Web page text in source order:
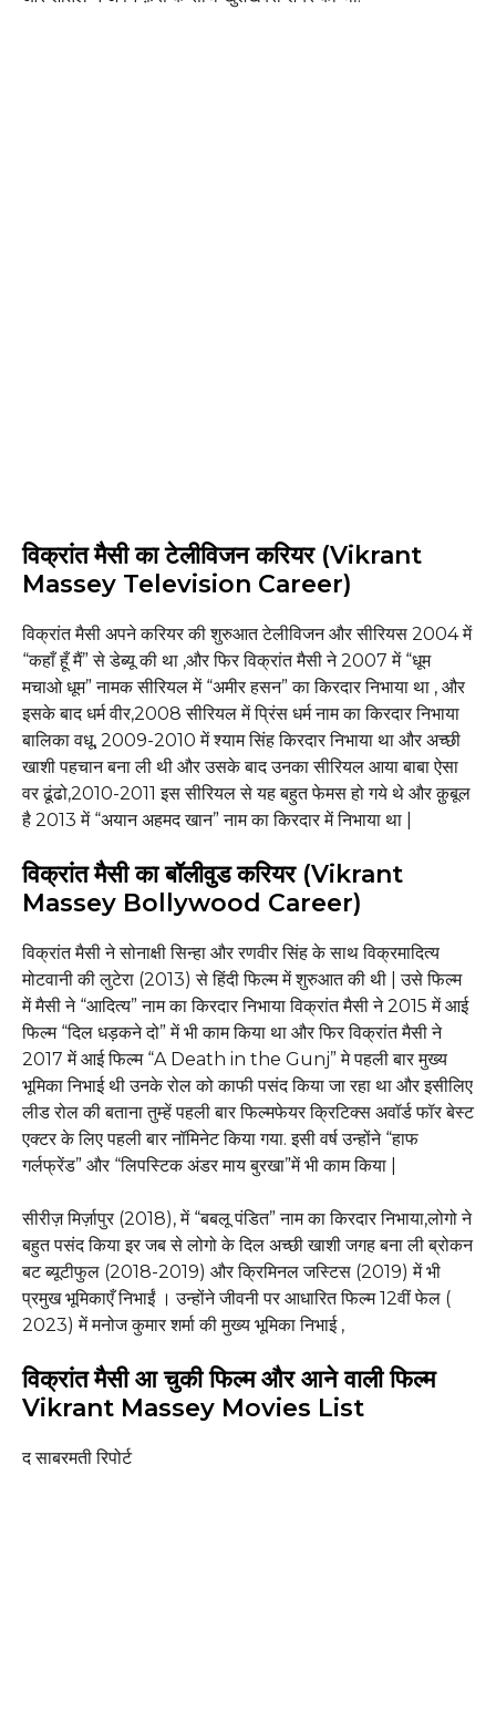
विक्रांतमैसीका टेलीविजन करियर (Vikrant
Massey Television Career)
विक्रांत मैसी अपने करियर की शुरुआत टेलीविजन और सीरियस 2004 में
“कहाँ हूँ मैं” से डेब्यू की था ,और फिर विक्रांत मैसी ने 2007 में “धूम
मचाओ धूम” नामक सीरियल में “अमीर हसन” का किरदार निभाया था , और
इसके बाद धर्म वीर,2008 सीरियल में प्रिंस धर्म नाम का किरदार निभाया
बालिका वधू, 2009-2010 में श्याम सिंह किरदार निभाया था और अच्छी
खाशी पहचान बना ली थी और उसके बाद उनका सीरियल आया बाबा ऐसा
वर ढूंढो,2010-2011 इस सीरियल से यह बहुत फेमस हो गये थे और क़ुबूल
है 2013 में “अयान अहमद खान” नाम का किरदार में निभाया था |
विक्रांतमैसीका बॉलीवुड करियर (Vikrant
Massey Bollywood Career)
विक्रांत मैसी ने सोनाक्षी सिन्हा और रणवीर सिंह के साथ विक्रमादित्य
मोटवानी की लुटेरा (2013) से हिंदी फिल्म में शुरुआत की थी | उसे फिल्म
में मैसी ने “आदित्य” नाम का किरदार निभाया विक्रांत मैसी ने 2015 में आई
फिल्म “दिल धड़कने दो” में भी काम किया था और फिर विक्रांत मैसी ने
2017 में आई फिल्म “A Death in the Gunj” मे पहली बार मुख्य
भूमिका निभाई थी उनके रोल को काफी पसंद किया जा रहा था और इसीलिए
लीड रोल की बताना तुम्हें पहली बार फिल्मफेयर क्रिटिक्स अवॉर्ड फॉर बेस्ट
एक्टर के लिए पहली बार नॉमिनेट किया गया. इसी वर्ष उन्होंने “हाफ
गर्लफ्रेंड” और “लिपस्टिक अंडर माय बुरखा”में भी काम किया |
सीरीज़ मिर्ज़ापुर (2018), में “बबलू पंडित” नाम का किरदार निभाया,लोगो ने
बहुत पसंद किया इर जब से लोगो के दिल अच्छी खाशी जगह बना ली ब्रोकन
बट ब्यूटीफुल (2018-2019) और क्रिमिनल जस्टिस (2019) में भी
प्रमुख भूमिकाएँ निभाईं । उन्होंने जीवनी पर आधारित फिल्म 12वीं फेल (
2023) में मनोज कुमार शर्मा की मुख्य भूमिका निभाई ,
विक्रांत मैसी आ चुकी फिल्म और आने वाली फिल्म
Vikrant Massey Movies List
द साबरमती रिपोर्ट